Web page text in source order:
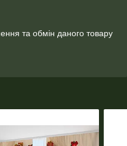
та обмін даного товару